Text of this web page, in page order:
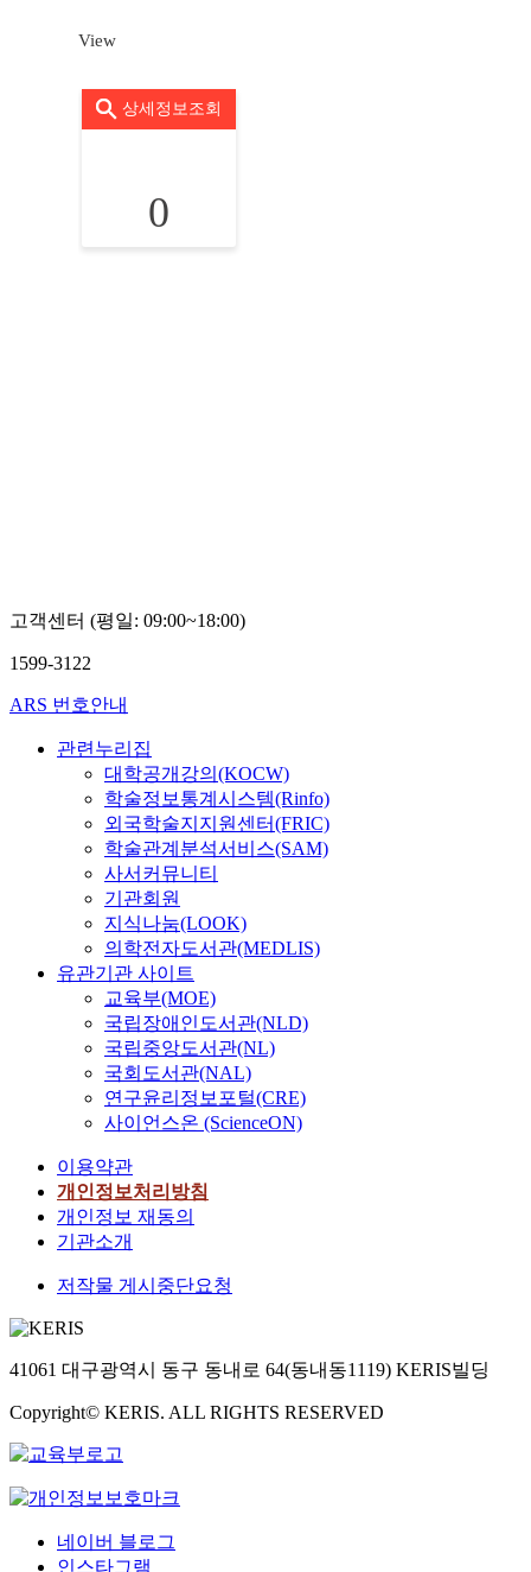
View
상세정보조회
0
고객센터 (평일: 09:00~18:00)
1599-3122
ARS 번호안내
관련누리집
대학공개강의(KOCW)
학술정보통계시스템(Rinfo)
외국학술지지원센터(FRIC)
학술관계분석서비스(SAM)
사서커뮤니티
기관회원
지식나눔(LOOK)
의학전자도서관(MEDLIS)
유관기관 사이트
교육부(MOE)
국립장애인도서관(NLD)
국립중앙도서관(NL)
국회도서관(NAL)
연구윤리정보포털(CRE)
사이언스온 (ScienceON)
이용약관
개인정보처리방침
개인정보 재동의
기관소개
저작물 게시중단요청
41061 대구광역시 동구 동내로 64(동내동1119) KERIS빌딩
Copyright© KERIS. ALL RIGHTS RESERVED
네이버 블로그
인스타그램